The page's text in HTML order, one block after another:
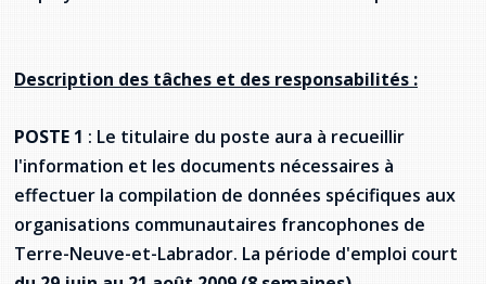
Maurice Nzoyamara
Lee Trowbridge
Randy Follet
Skye Fisher
Ressources linguistiques pour la
communication en santé
Description des tâches et des responsabilités :
POSTE 1 : Le titulaire du poste aura à recueillir
l'information et les documents nécessaires à
effectuer la compilation de données spécifiques aux
organisations communautaires francophones de
Terre-Neuve-et-Labrador. La période d'emploi court